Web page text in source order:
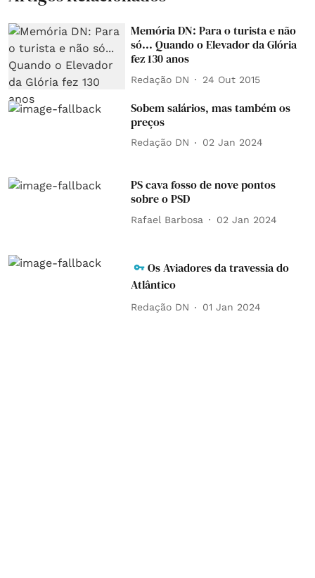
Memória DN: Para o turista e não
só... Quando o Elevador da Glória
fez 130 anos
Redação DN 24 Out 2015
Sobem salários, mas também os
preços
Redação DN 02 Jan 2024
PS cava fosso de nove pontos
sobre o PSD
Rafael Barbosa 02 Jan 2024
Os Aviadores da travessia do
Atlântico
Redação DN 01 Jan 2024